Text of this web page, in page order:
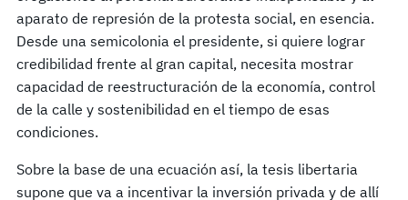
aparato de represión de la protesta social, en esencia.
Desde una semicolonia el presidente, si quiere lograr
credibilidad frente al gran capital, necesita mostrar
capacidad de reestructuración de la economía, control
de la calle y sostenibilidad en el tiempo de esas
condiciones.
Sobre la base de una ecuación así, la tesis libertaria
supone que va a incentivar la inversión privada y de allí